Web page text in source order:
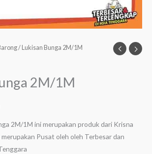
/ Lukisan Bunga 2M/1M
2M/1M
2M/1M ini merupakan produk dari Krisna
Pusat oleh oleh Terbesar dan